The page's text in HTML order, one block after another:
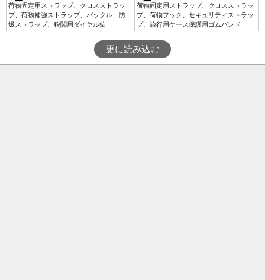
荷物固定用ストラップ、クロスストラッ
プ、荷物補強ストラップ、バックル、防
爆ストラップ、税関用ダイヤル錠
荷物固定用ストラップ、クロスストラッ
プ、荷物フック、セキュリティストラッ
プ、旅行用ケース保護用ゴムバンド
更に読み込む